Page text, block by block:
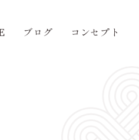
ブログ コンセプト